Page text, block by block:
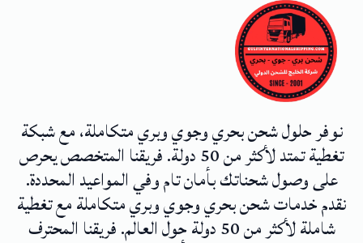
نوفر حلول شحن بحري وجوي وبري متكاملة، مع شبكة
تغطية تمتد لأكثر من 50 دولة. فريقنا المتخصص يحرص
على وصول شحناتك بأمان تام وفي المواعيد المحددة.
نقدم خدمات شحن بحري وجوي وبري متكاملة مع تغطية
شاملة لأكثر من 50 دولة حول العالم. فريقنا المحترف